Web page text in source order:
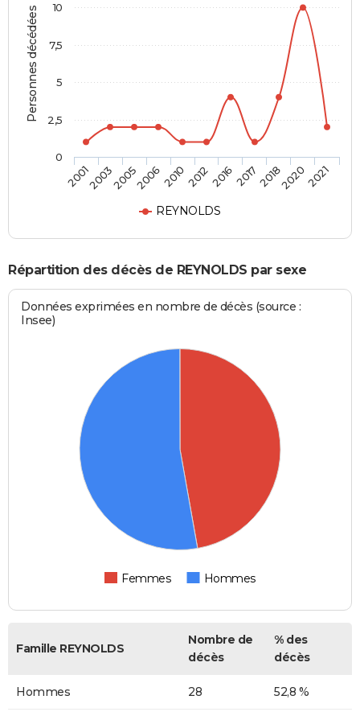
Personnes décédées
REYNOLDS
20012003200520062010201220162017201820202021
0
2,5
5
7,5
10
Répartition des décès de REYNOLDS par sexe
Données exprimées en nombre de décès (source :
Insee)
Femmes Hommes
Famille REYNOLDS
Nombre de
décès
% des
décès
Hommes 28 52,8 %